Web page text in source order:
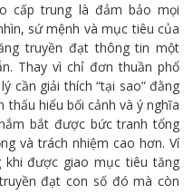
cấp trung là đảm bảo mọi
sứ mệnh và mục tiêu của
truyền đạt thông tin một
Thay vì chỉ đơn thuần phổ
cần giải thích “tại sao” đằng
thấu hiểu bối cảnh và ý nghĩa
bắt được bức tranh tổng
và trách nhiệm cao hơn. Ví
được giao mục tiêu tăng
đạt con số đó mà còn